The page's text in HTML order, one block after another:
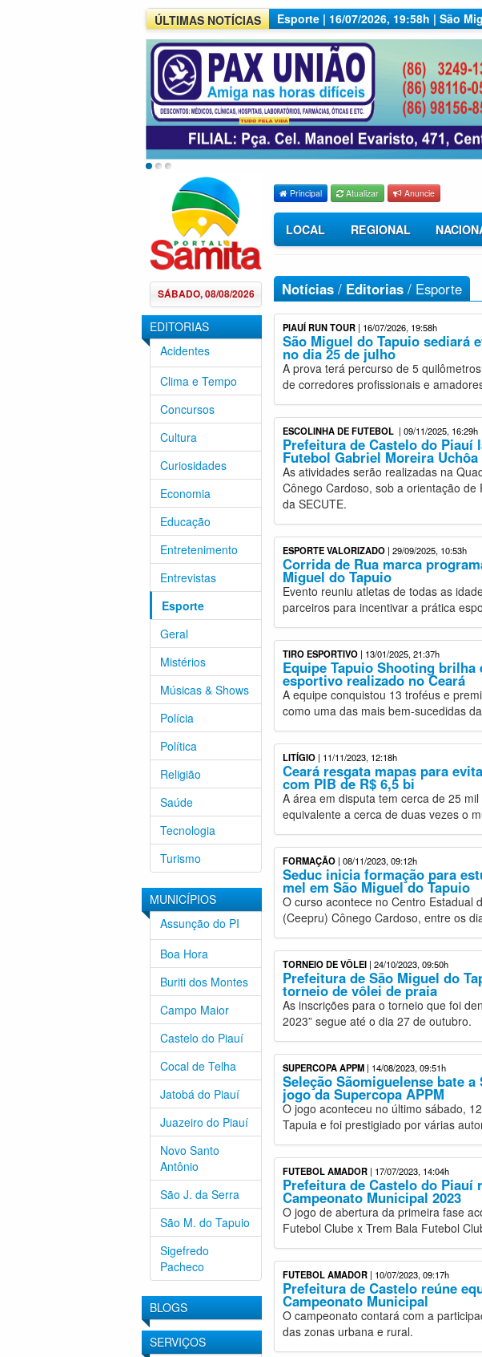
ÚLTIMAS NOTÍCIAS
Esporte | 16/07/2026, 19:58h | São
Principal Atualizar Anuncie
SÁBADO, 08/08/2026
EDITORIAS
Acidentes
Clima e Tempo
Concursos
Cultura
Curiosidades
Economia
Educação
Entretenimento
Entrevistas
Esporte
Geral
Mistérios
Músicas & Shows
Polícia
Política
Religião
Saúde
Tecnologia
Turismo
MUNICÍPIOS
Assunção do PI
Boa Hora
Buriti dos Montes
Campo Maior
Castelo do Piauí
Cocal de Telha
Jatobá do Piauí
Juazeiro do Piauí
Novo Santo
Antônio
São J. da Serra
São M. do Tapuio
Sigefredo
Pacheco
BLOGS
SERVIÇOS
LOCAL REGIONAL
Notícias / Editorias / Esporte
PIAUÍ RUN TOUR | 16/07/2026, 19:58h
São Miguel do Tapuio sediará
no dia 25 de julho
A prova terá percurso de 5
de corredores profissionais e
ESCOLINHA DE FUTEBOL | 09/11/2025, 16:29h
Prefeitura de Castelo do Piauí
Futebol Gabriel Moreira Uchôa
As atividades serão realizadas na
Cônego Cardoso, sob a orientação
da SECUTE.
ESPORTE VALORIZADO | 29/09/2025, 10:53h
Corrida de Rua marca
Miguel do Tapuio
Evento reuniu atletas de todas as
parceiros para incentivar a prática
TIRO ESPORTIVO | 13/01/2025, 21:37h
Equipe Tapuio Shooting
esportivo realizado no Ceará
A equipe conquistou 13 troféus e
como uma das mais bem-sucedidas
LITÍGIO | 11/11/2023, 12:18h
Ceará resgata mapas para
com PIB de R$ 6,5 bi
A área em disputa tem cerca de 25
equivalente a cerca de duas vezes o
FORMAÇÃO | 08/11/2023, 09:12h
Seduc inicia formação para
mel em São Miguel do Tapuio
O curso acontece no Centro Estadual
(Ceepru) Cônego Cardoso, entre os
TORNEIO DE VÔLEI | 24/10/2023, 09:50h
Prefeitura de São Miguel do
torneio de vôlei de praia
As inscrições para o torneio que foi
2023” segue até o dia 27 de outubro.
SUPERCOPA APPM | 14/08/2023, 09:51h
Seleção Sãomiguelense bate
jogo da Supercopa APPM
O jogo aconteceu no último sábado,
Tapuia e foi prestigiado por várias
FUTEBOL AMADOR | 17/07/2023, 14:04h
Prefeitura de Castelo do Piauí
Campeonato Municipal 2023
O jogo de abertura da primeira fase
Futebol Clube x Trem Bala Futebol
FUTEBOL AMADOR | 10/07/2023, 09:17h
Prefeitura de Castelo reúne
Campeonato Municipal
O campeonato contará com a
das zonas urbana e rural.